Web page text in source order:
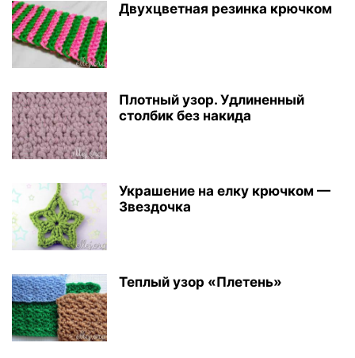
Двухцветная резинка крючком
Плотный узор. Удлиненный
столбик без накида
Украшение на елку крючком —
Звездочка
Теплый узор «Плетень»